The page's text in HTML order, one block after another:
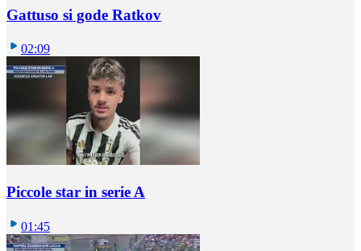
Gattuso si gode Ratkov
02:09
Piccole star in serie A
01:45